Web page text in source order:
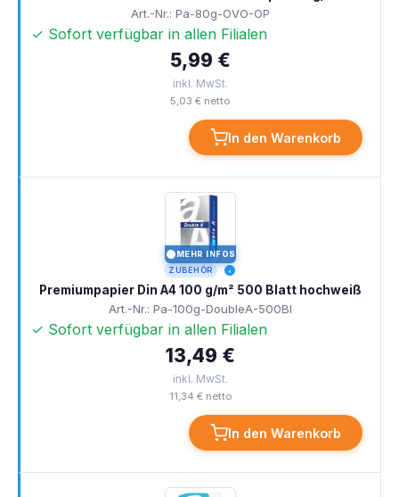
Art.-Nr.: Pa-80g-OVO-OP
✓ Sofort verfügbar in allen Filialen
5,99 €
inkl. MwSt.
5,03 € netto
In den Warenkorb
MEHR INFOS
ZUBEHÖR
Premiumpapier Din A4 100 g/m² 500 Blatt hochweiß
Art.-Nr.: Pa-100g-DoubleA-500Bl
✓ Sofort verfügbar in allen Filialen
13,49 €
inkl. MwSt.
11,34 € netto
In den Warenkorb